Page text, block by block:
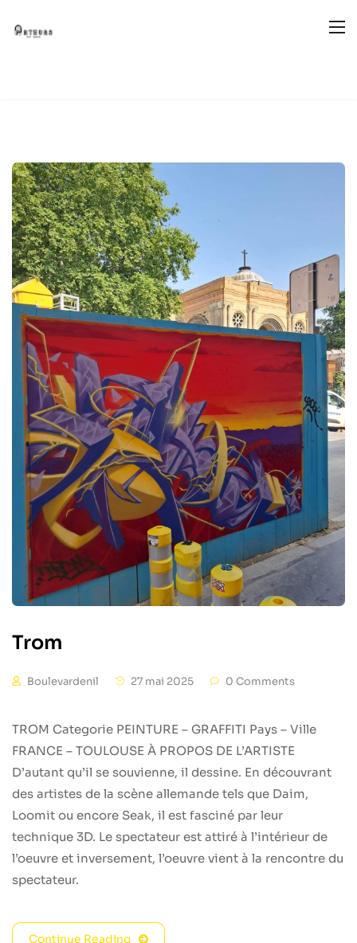
Trom
Boulevardenil 27 mai 2025 0 Comments
TROM Categorie PEINTURE – GRAFFITI Pays – Ville
FRANCE – TOULOUSE À PROPOS DE L’ARTISTE
D’autant qu’il se souvienne, il dessine. En découvrant
des artistes de la scène allemande tels que Daim,
Loomit ou encore Seak, il est fasciné par leur
technique 3D. Le spectateur est attiré à l’intérieur de
l’oeuvre et inversement, l’oeuvre vient à la rencontre du
spectateur.
Continue Reading